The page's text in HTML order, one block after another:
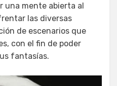
una mente abierta al
las diversas
de escenarios que
con el fin de poder
fantasías.